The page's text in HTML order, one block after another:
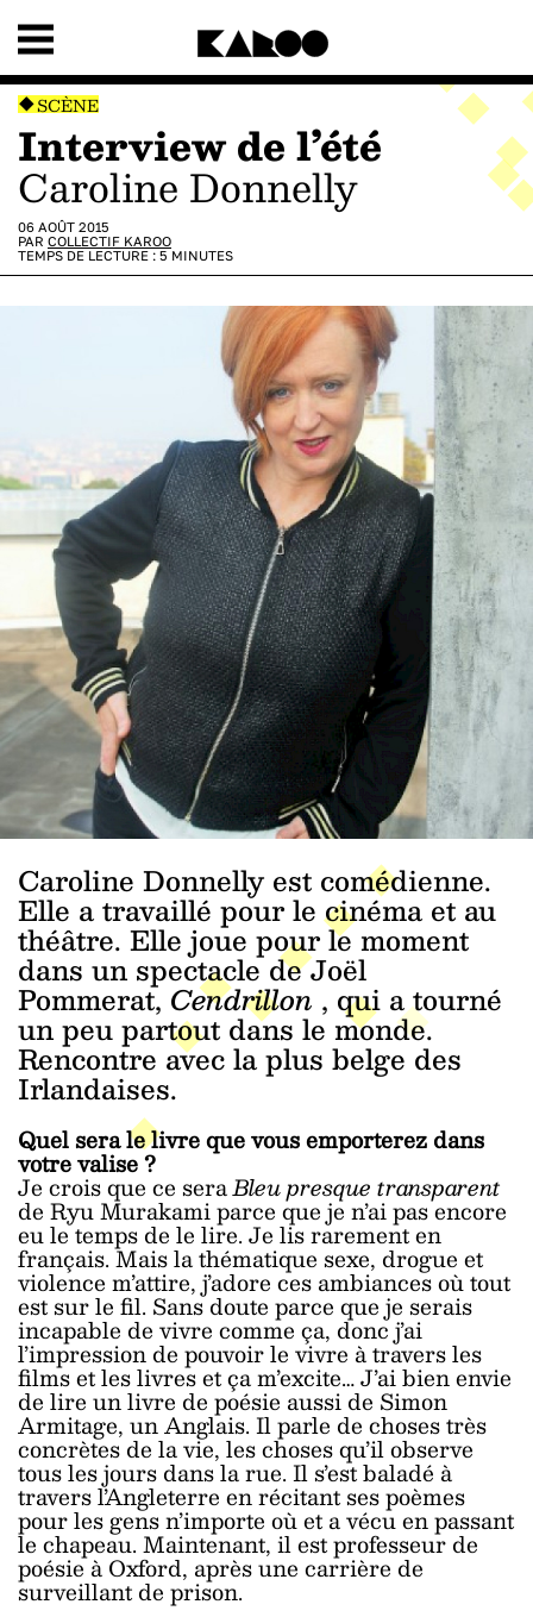
SCÈNE
Interview de l’été
Caroline Donnelly
06 AOÛT 2015
PAR COLLECTIF KAROO
TEMPS DE LECTURE : 5 MINUTES
Caroline Donnelly est comédienne.
Elle a travaillé pour le cinéma et au
théâtre. Elle joue pour le moment
dans un spectacle de Joël
Pommerat, Cendrillon , qui a tourné
un peu partout dans le monde.
Rencontre avec la plus belge des
Irlandaises.
Quel sera le livre que vous emporterez dans
votre valise ?
Je crois que ce seraBleu presque transparent
de Ryu Murakami parce que je n’ai pas encore
eu le temps de le lire. Je lis rarement en
français. Mais la thématique sexe, drogue et
violence m’attire, j’adore ces ambiances où tout
est sur le fil. Sans doute parce que je serais
incapable de vivre comme ça, donc j’ai
l’impression de pouvoir le vivre à travers les
films et les livres et ça m’excite… J’ai bien envie
de lire un livre de poésie aussi de Simon
Armitage, un Anglais. Il parle de choses très
concrètes de la vie, les choses qu’il observe
tous les jours dans la rue. Il s’est baladé à
travers l’Angleterre en récitant ses poèmes
pour les gens n’importe où et a vécu en passant
le chapeau. Maintenant, il est professeur de
poésie à Oxford, après une carrière de
surveillant de prison.